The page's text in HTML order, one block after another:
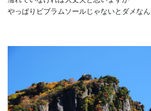
やっぱりビブラムソールじゃないとダメな